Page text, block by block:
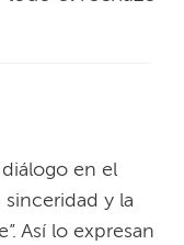
diálogo en el
y la
Así lo expresan